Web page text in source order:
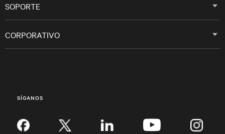
SOPORTE
CORPORATIVO
SÍGANOS